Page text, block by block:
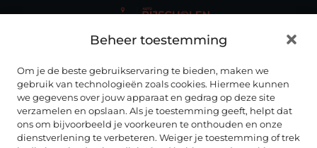
Beheer toestemming
Om je de beste gebruikservaring te bieden, maken we
gebruik van technologieën zoals cookies. Hiermee kunnen
we gegevens over jouw apparaat en gedrag op deze site
verzamelen en opslaan. Als je toestemming geeft, helpt dat
ons om bijvoorbeeld je voorkeuren te onthouden en onze
dienstverlening te verbeteren. Weiger je toestemming of trek
Autorijscholenhub.nl biedt duidelijke en up-to-date
rijinstructeur – overzichtelijk gebundeld op één centrale
plek.
ONZE INFORMATIE
ALLES OVER AUTORIJDEN
RIJSCHOLEN IN NEDERLAND